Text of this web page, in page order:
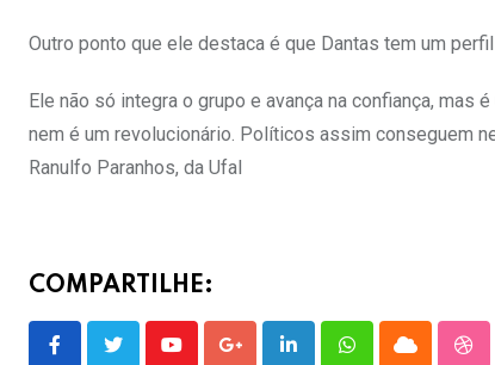
Outro ponto que ele destaca é que Dantas tem um
Ele não só integra o grupo e avança na confiança,
nem é um revolucionário. Políticos assim conseguem
Ranulfo Paranhos, da Ufal
COMPARTILHE:
YoutubeGoogle+LinkedInWhatsappCloud